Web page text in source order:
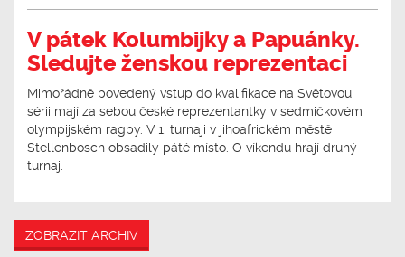
V pátek Kolumbijky a Papuánky.
Sledujte ženskou reprezentaci
Mimořádně povedený vstup do kvalifikace na Světovou
sérii mají za sebou české reprezentantky v sedmičkovém
olympijském ragby. V 1. turnaji v jihoafrickém městě
Stellenbosch obsadily páté místo. O víkendu hrají druhý
turnaj.
ZOBRAZIT ARCHIV